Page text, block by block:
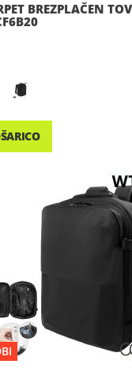
BREZPLAČEN